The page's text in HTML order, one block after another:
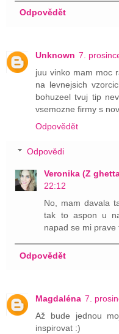
Odpovědět
Unknown 7.
juu vinko mam moc
na levnejsich
bohuzeel tvuj tip
vsemozne firmy s
Odpovědět
Odpovědi
Veronika (Z
22:12
No, mam davala
tak to aspon u
napad se mi prave
Odpovědět
Magdaléna 7.
Až bude jednou
inspirovat :)